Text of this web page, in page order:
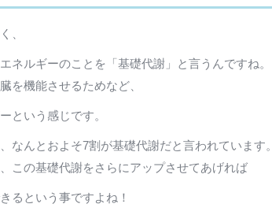
、
ネルギーのことを「基礎代謝」と言うんですね。
を機能させるためなど、
という感じです。
なんとおよそ7割が基礎代謝だと言われています。
この基礎代謝をさらにアップさせてあげれば
るという事ですよね！